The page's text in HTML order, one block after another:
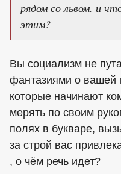
рядом со львом. и
этим?
Вы социализм не
фантазиями о вашей
которые начинают
мерять по своим
полях в букваре,
за строй вас
, о чём речь идет?